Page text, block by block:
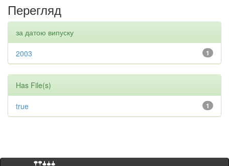
Перегляд
за датою випуску
1
2003
Has File(s)
1
true